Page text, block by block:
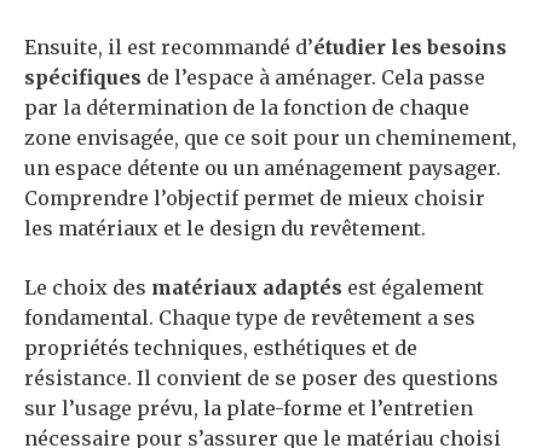
Ensuite, il est recommandé d’étudier les besoins
spécifiques de l’espace à aménager. Cela passe
par la détermination de la fonction de chaque
zone envisagée, que ce soit pour un cheminement,
un espace détente ou un aménagement paysager.
Comprendre l’objectif permet de mieux choisir
les matériaux et le design du revêtement.
Le choix des matériaux adaptés est également
fondamental. Chaque type de revêtement a ses
propriétés techniques, esthétiques et de
résistance. Il convient de se poser des questions
sur l’usage prévu, la plate-forme et l’entretien
nécessaire pour s’assurer que le matériau choisi